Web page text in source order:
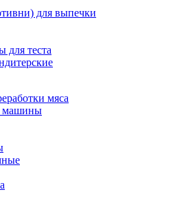
для выпечки
теста
мяса
машины